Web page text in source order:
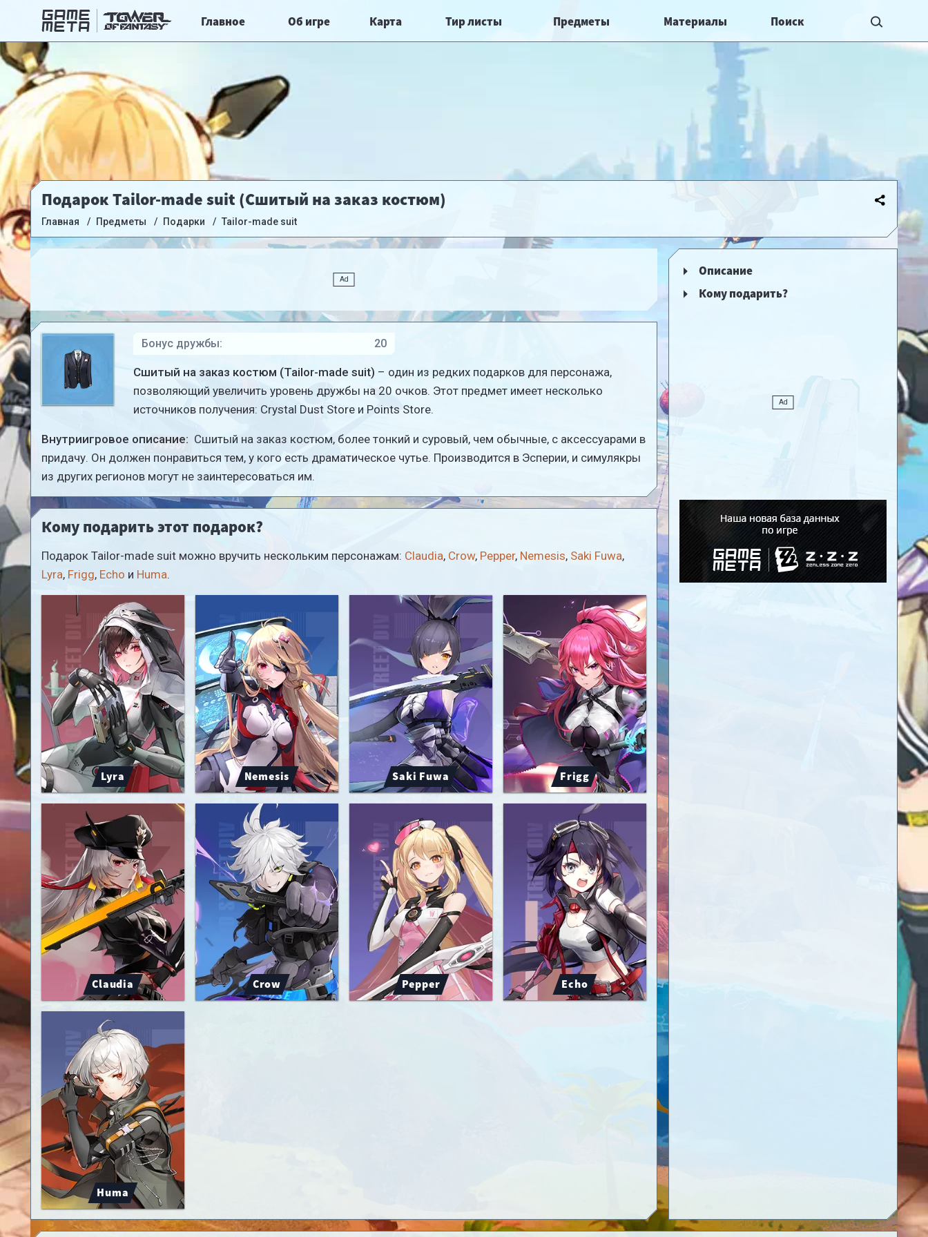
Главное Об игре Карта Тир листы Предметы Материалы
Подарок Tailor-made suit (Сшитый на заказ костюм)
Главная Предметы Подарки Tailor-made suit
Бонус дружбы: 20
Сшитый на заказ костюм (Tailor-made suit) – один из редких подарков для персонажа,
позволяющий увеличить уровень дружбы на 20 очков. Этот предмет имеет несколько
источников получения: Crystal Dust Store и Points Store.
Внутриигровое описание: Сшитый на заказ костюм, более тонкий и суровый, чем обычные, с аксессуарами в
придачу. Он должен понравиться тем, у кого есть драматическое чутье. Производится в Эсперии, и симулякры
из других регионов могут не заинтересоваться им.
Кому подарить этот подарок?
Подарок Tailor-made suit можно вручить нескольким персонажам: Claudia, Crow, Pepper, Nemesis, Saki Fuwa,
Lyra, Frigg, Echo и Huma.
Lyra Nemesis Saki Fuwa Frigg
Claudia Crow Pepper Echo
Huma
Описание
Кому подарить?